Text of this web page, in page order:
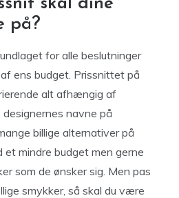
skal dine
på?
for alle beslutninger
ens budget. Prissnittet på
alt afhængig af
navne på
billige alternativer på
et mindre budget men gerne
som de ønsker sig. Men pas
smykker, så skal du være